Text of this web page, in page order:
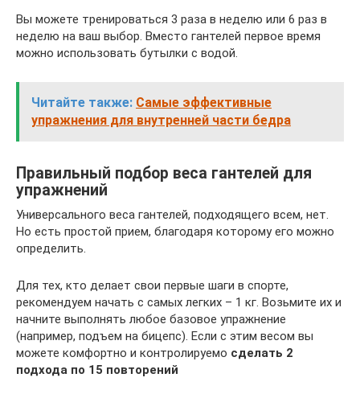
Вы можете тренироваться 3 раза в неделю или 6 раз в
неделю на ваш выбор. Вместо гантелей первое время
можно использовать бутылки с водой.
Читайте также: Самые эффективные
упражнения для внутренней части бедра
Правильный подбор веса гантелей для
упражнений
Универсального веса гантелей, подходящего всем, нет.
Но есть простой прием, благодаря которому его можно
определить.
Для тех, кто делает свои первые шаги в спорте,
рекомендуем начать с самых легких – 1 кг. Возьмите их и
начните выполнять любое базовое упражнение
(например, подъем на бицепс). Если с этим весом вы
можете комфортно и контролируемо сделать 2
подхода по 15 повторений